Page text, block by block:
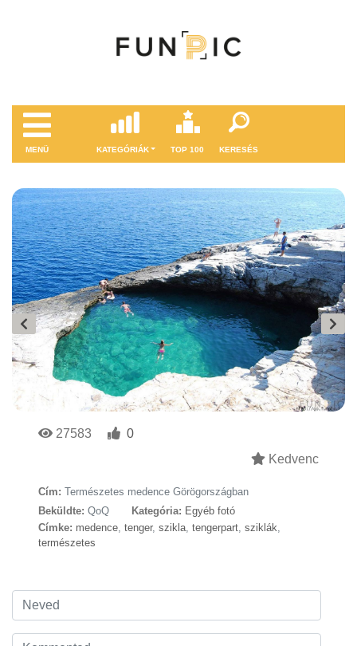
MENÜ KATEGÓRIÁK TOP 100 KERESÉS
27583
0
Kedvenc
Cím: Természetes medence Görögországban
Beküldte: QoQ Kategória: Egyéb fotó
Címke: medence tenger, szikla tengerpart sziklák
természetes